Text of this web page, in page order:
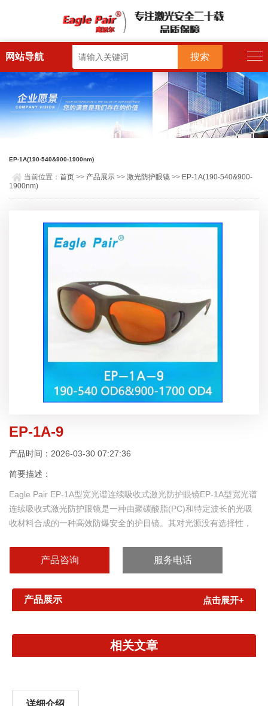
网站导航
EP-1A(190-540&900-1900nm)
当前位置：首页 >> 产品展示 >>激光防护眼镜 >> EP-1A(190-540&900-
1900nm)
EP-1A-9
产品时间：2026-03-30 07:27:36
简要描述：
Eagle Pair EP-1A型宽光谱连续吸收式激光防护眼镜EP-1A型宽光谱
连续吸收式激光防护眼镜是一种由聚碳酸脂(PC)和特定波长的光吸
收材料合成的一种高效防爆安全的护目镜。其对光源没有选择性，
产品咨询 服务电话
产品展示 点击展开+
相关文章
详细介绍